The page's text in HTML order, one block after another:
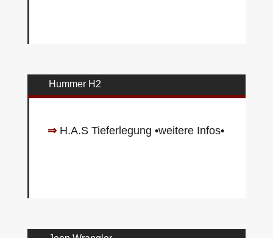
Hummer H2
⇒H.A.S Tieferlegung •weitere Infos•